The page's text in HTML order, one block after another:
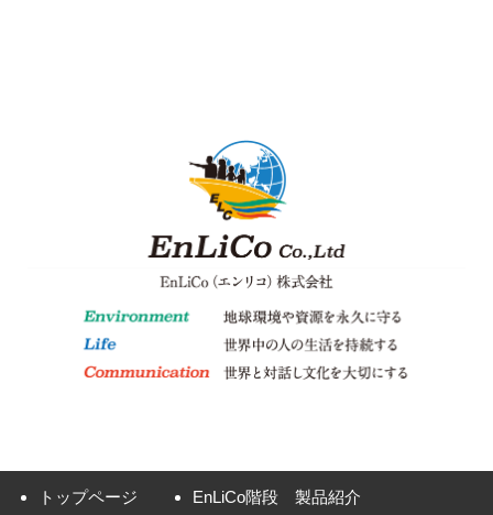
トップページ EnLiCo階段 製品紹介